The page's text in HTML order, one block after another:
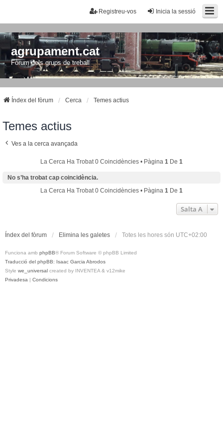
Inicia la sessió
Registreu-vos
agrupament.cat
Fòrum dels grups de treball
Índex del fòrum Cerca Temes actius
Temes actius
Ves a la cerca avançada
La Cerca Ha Trobat 0 Coincidències • Pàgina 1 De 1
No s’ha trobat cap coincidència.
La Cerca Ha Trobat 0 Coincidències • Pàgina 1 De 1
Salta A
Índex del fòrum Elimina les galetes Totes les hores són UTC+02:00
Funciona amb phpBB® Forum Software © phpBB Limited
Traducció del phpBB: Isaac Garcia Abrodos
Style we_universal created by INVENTEA & v12mike
Privadesa | Condicions